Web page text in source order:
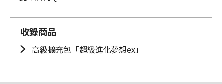
收錄商品
高級擴充包「超級進化夢想ex」